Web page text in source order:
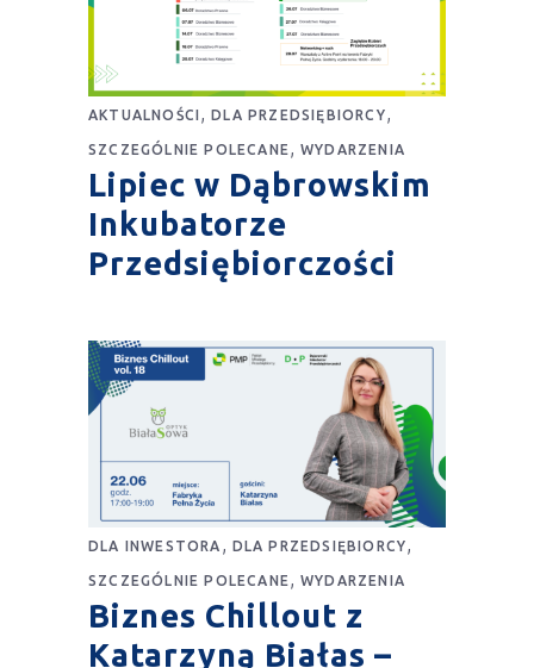
AKTUALNOŚCI ,DLA PRZEDSIĘBIORCY
SZCZEGÓLNIE POLECANE WYDARZENIA
Lipiec w Dąbrowskim
Inkubatorze
Przedsiębiorczości
DLA INWESTORA DLA PRZEDSIĘBIORCY
SZCZEGÓLNIE POLECANE WYDARZENIA
Biznes Chillout z
Katarzyną Białas –